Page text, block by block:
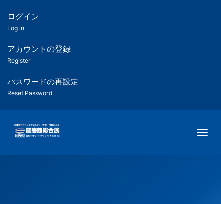
ツ
匿
名
ユ
ー
ー
用
メ
ログイン
Log in
アカウントの登録
Register
パスワードの再設定
Reset Password